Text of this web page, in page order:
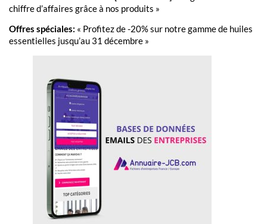
chiffre d’affaires grâce à nos produits »
Offres spéciales: « Profitez de -20% sur notre gamme de huiles
essentielles jusqu’au 31 décembre »